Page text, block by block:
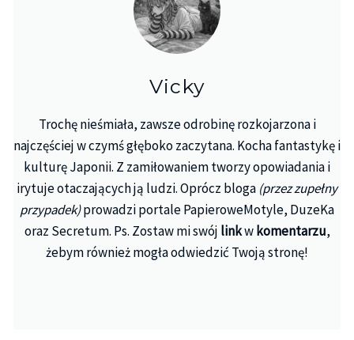
Vicky
Trochę nieśmiała, zawsze odrobinę rozkojarzona i
najczęściej w czymś głęboko zaczytana. Kocha fantastykę i
kulturę Japonii. Z zamiłowaniem tworzy opowiadania i
irytuje otaczających ją ludzi. Oprócz bloga (przez zupełny
przypadek)prowadzi portale PapieroweMotyle, DuzeKa
oraz Secretum. Ps. Zostaw mi swój linkwkomentarzu,
żebym również mogła odwiedzić Twoją stronę!